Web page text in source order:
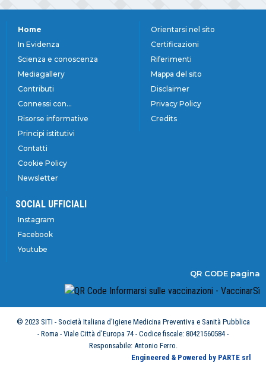
Home
In Evidenza
Scienza e conoscenza
Mediagallery
Contributi
Connessi con...
Risorse informative
Principi istitutivi
Contatti
Cookie Policy
Newsletter
Orientarsi nel sito
Certificazioni
Riferimenti
Mappa del sito
Disclaimer
Privacy Policy
Credits
SOCIAL UFFICIALI
Instagram
Facebook
Youtube
QR CODE pagina
© 2023 SITI - Società Italiana d’Igiene Medicina Preventiva e Sanità Pubblica
- Roma - Viale Città d’Europa 74 - Codice fiscale: 80421560584 -
Responsabile: Antonio Ferro.
Engineered & Powered by PARTE srl